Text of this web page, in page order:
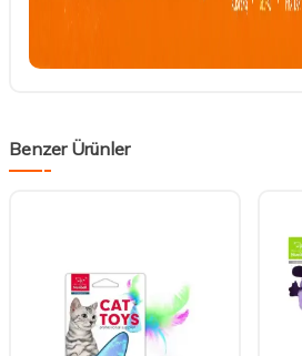
Benzer Ürünler